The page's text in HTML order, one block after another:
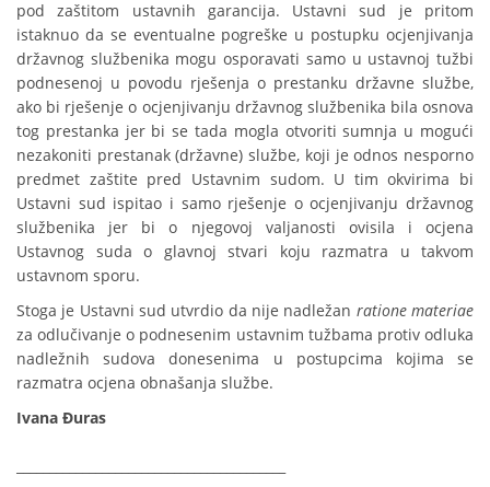
pod zaštitom ustavnih garancija. Ustavni sud je pritom
istaknuo da se eventualne pogreške u postupku ocjenjivanja
državnog službenika mogu osporavati samo u ustavnoj tužbi
podnesenoj u povodu rješenja o prestanku državne službe,
ako bi rješenje o ocjenjivanju državnog službenika bila osnova
tog prestanka jer bi se tada mogla otvoriti sumnja u mogući
nezakoniti prestanak (državne) službe, koji je odnos nesporno
predmet zaštite pred Ustavnim sudom. U tim okvirima bi
Ustavni sud ispitao i samo rješenje o ocjenjivanju državnog
službenika jer bi o njegovoj valjanosti ovisila i ocjena
Ustavnog suda o glavnoj stvari koju razmatra u takvom
ustavnom sporu.
Stoga je Ustavni sud utvrdio da nije nadležan ratione materiae
za odlučivanje o podnesenim ustavnim tužbama protiv odluka
nadležnih sudova donesenima u postupcima kojima se
razmatra ocjena obnašanja službe.
Ivana Đuras